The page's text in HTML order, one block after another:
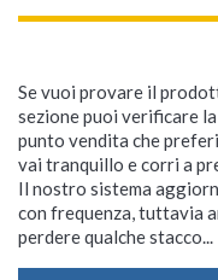
Se vuoi provare il
sezione puoi verificare
punto vendita che
vai tranquillo e corri a
Il nostro sistema
con frequenza, tuttavia
perdere qualche stacco...